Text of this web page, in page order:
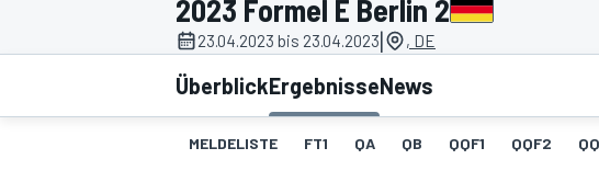
2023 Formel E Berlin 2
23.04.2023 bis 23.04.2023| , DE
ÜberblickErgebnisseNews
MELDELISTE FT1 QA QB QQF1 QQF2